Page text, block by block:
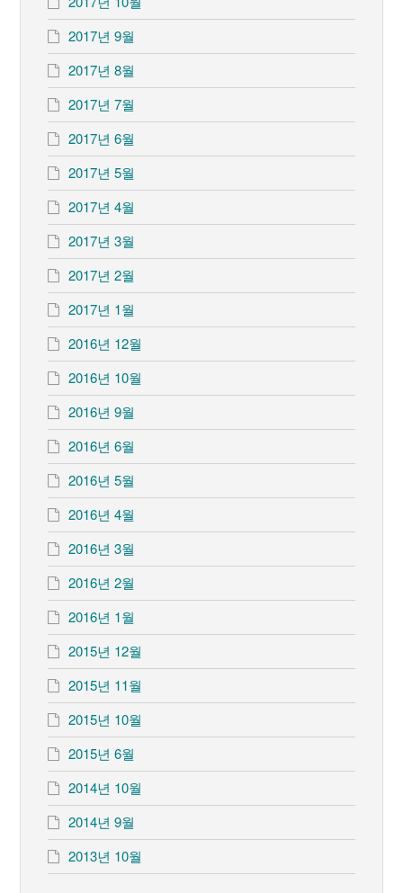
2017년 9월
2017년 8월
2017년 7월
2017년 6월
2017년 5월
2017년 4월
2017년 3월
2017년 2월
2017년 1월
2016년 12월
2016년 10월
2016년 9월
2016년 6월
2016년 5월
2016년 4월
2016년 3월
2016년 2월
2016년 1월
2015년 12월
2015년 11월
2015년 10월
2015년 6월
2014년 10월
2014년 9월
2013년 10월